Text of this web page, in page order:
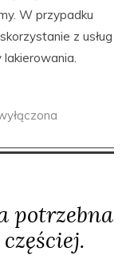
W przypadku
z usług
potrzebna